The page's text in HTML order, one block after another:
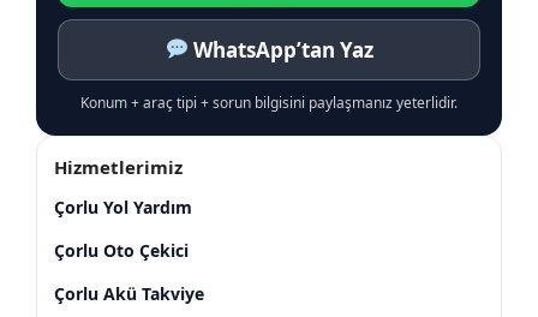
WhatsApp’tan Yaz
Konum + araç tipi + sorun bilgisini paylaşmanız yeterlidir.
Hizmetlerimiz
Çorlu Yol Yardım
Çorlu Oto Çekici
Çorlu Akü Takviye